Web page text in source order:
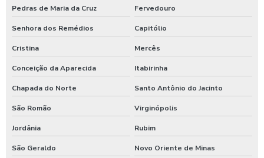
Pedras de Maria da Cruz Fervedouro
Senhora dos Remédios Capitólio
Cristina Mercês
Conceição da Aparecida Itabirinha
Chapada do Norte Santo Antônio do Jacinto
São Romão Virginópolis
Jordânia Rubim
São Geraldo Novo Oriente de Minas